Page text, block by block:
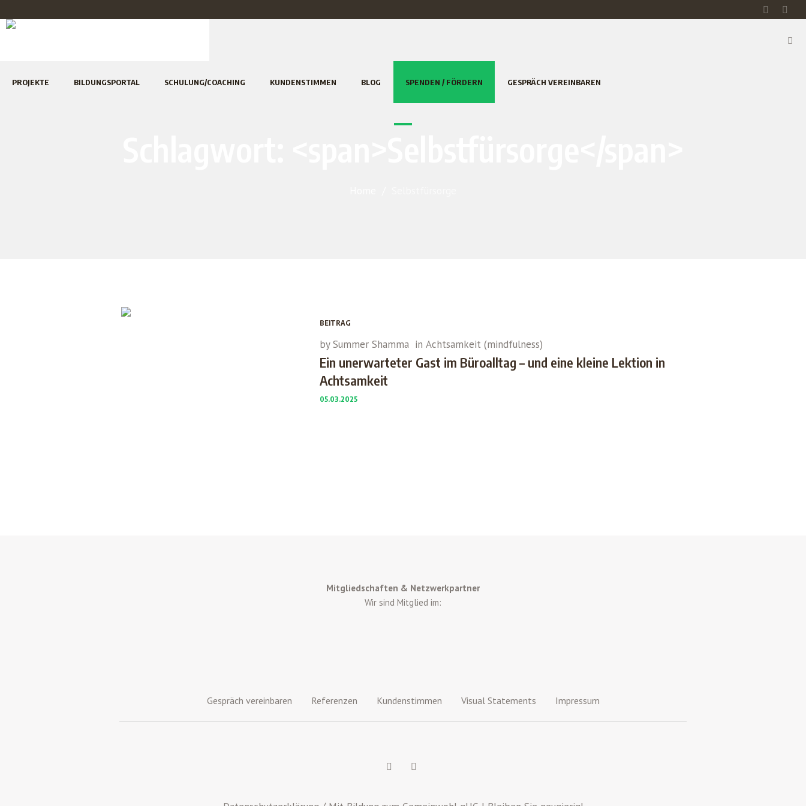
PROJEKTE BILDUNGSPORTAL SCHULUNG/COACHING KUNDENSTIMMEN BLOG SPENDEN / FÖRDERN GESPRÄCH VEREINBAREN
BEITRAG
bySummer Shamma in Achtsamkeit (mindfulness)
Ein unerwarteter Gast im Büroalltag – und eine kleine Lektion in
Achtsamkeit
05.03.2025
Mitgliedschaften & Netzwerkpartner
Wir sind Mitglied im:
Gespräch vereinbaren Referenzen Kundenstimmen Visual Statements Impressum